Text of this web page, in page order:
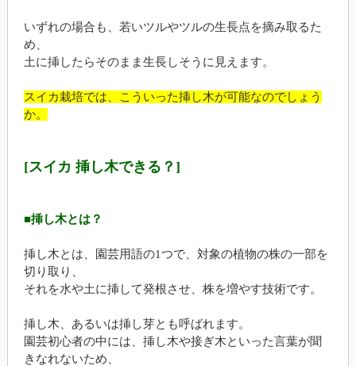
いずれの場合も、若いツルやツルの生長点を摘み取るた
め、
土に挿したらそのまま生長しそうに見えます。
スイカ栽培では、こういった挿し木が可能なのでしょう
か。
[スイカ 挿し木できる？]
■挿し木とは？
挿し木とは、園芸用語の1つで、対象の植物の株の一部を
切り取り、
それを水や土に挿して発根させ、株を増やす技術です。
挿し木、あるいは挿し芽とも呼ばれます。
園芸初心者の中には、挿し木や接ぎ木といった言葉が聞
きなれないため、